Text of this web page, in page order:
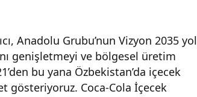
Anadolu Grubu’nun Vizyon 2035 yol
genişletmeyi ve bölgesel üretim
bu yana Özbekistan’da içecek
gösteriyoruz. Coca-Cola İçecek